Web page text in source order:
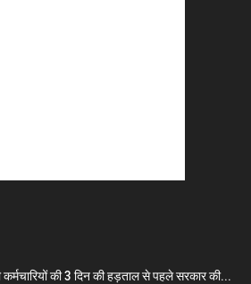
कर्मचारियों की 3 दिन की हड़ताल से पहले सरकार की...